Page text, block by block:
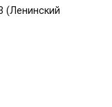
(Ленинский